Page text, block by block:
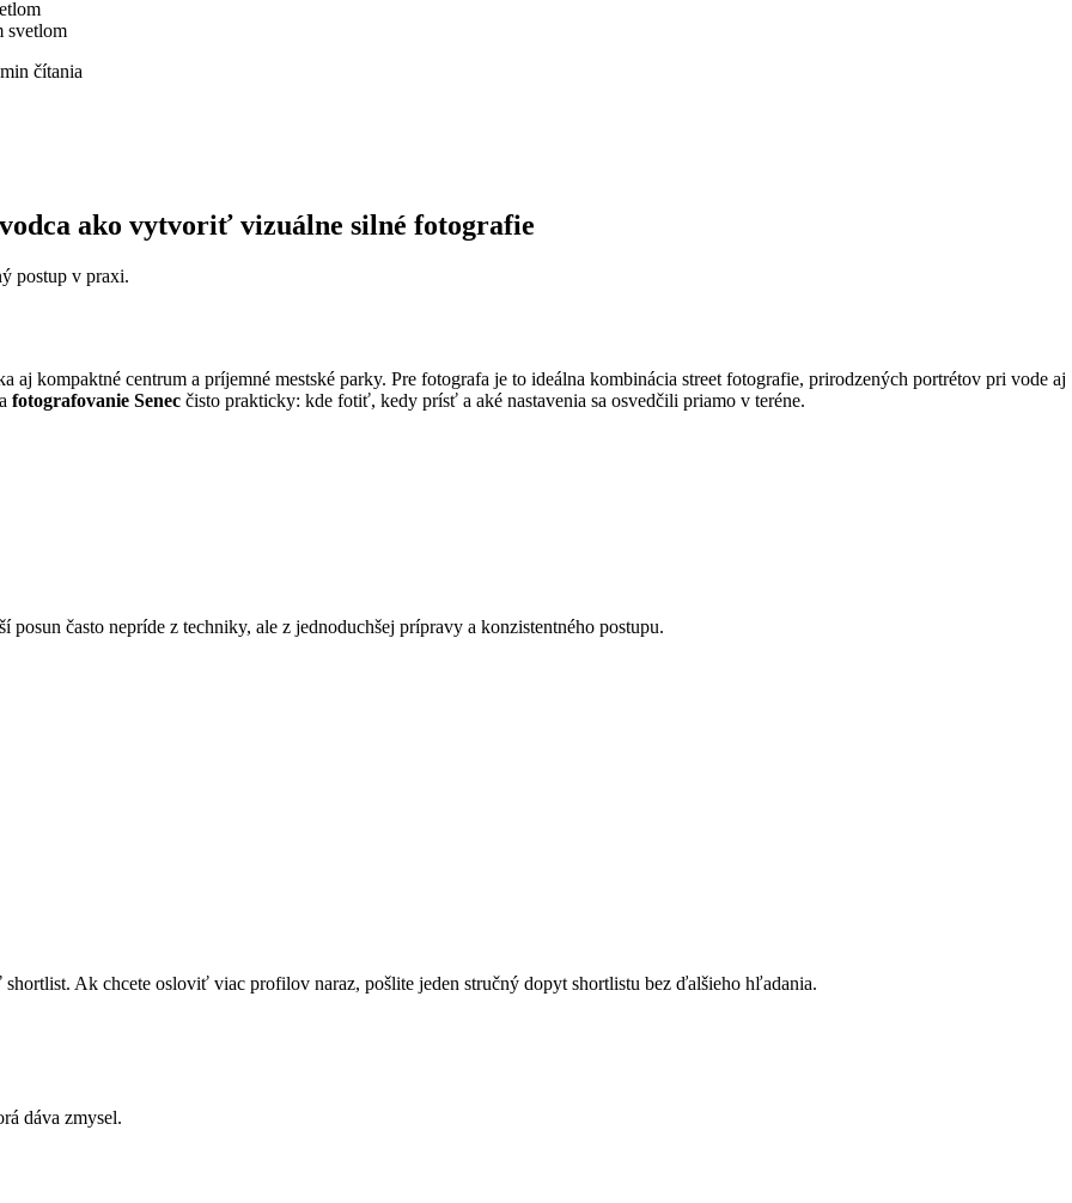
svetlom
čítania
ako vytvoriť vizuálne silné fotografie
postup v praxi.
aj kompaktné centrum a príjemné mestské parky. Pre fotografa je to ideálna kombinácia street fotografie, prirodzených portrétov pri vode aj
fotografovanie Senec čisto prakticky: kde fotiť, kedy prísť a aké nastavenia sa osvedčili priamo v teréne.
často nepríde z techniky, ale z jednoduchšej prípravy a konzistentného postupu.
Ak chcete osloviť viac profilov naraz, pošlite jeden stručný dopyt shortlistu bez ďalšieho hľadania.
dáva zmysel.